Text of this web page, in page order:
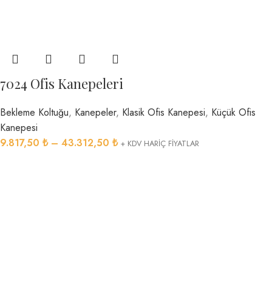
7024 Ofis Kanepeleri
Bekleme Koltuğu, Kanepeler, Klasik Ofis Kanepesi, Küçük Ofis
Kanepesi
9.817,50 ₺ – 43.312,50 ₺ + KDV HARİÇ FİYATLAR